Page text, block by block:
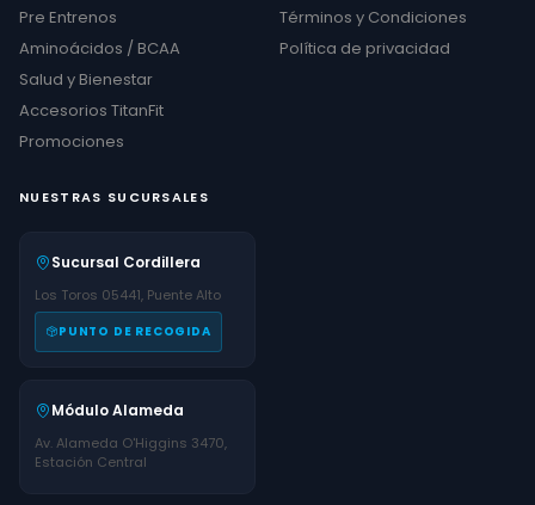
Pre Entrenos
Aminoácidos / BCAA
Salud y Bienestar
Accesorios TitanFit
Promociones
Términos y Condiciones
Política de privacidad
NUESTRAS SUCURSALES
Sucursal Cordillera
Los Toros 05441, Puente Alto
PUNTO DE RECOGIDA
Módulo Alameda
Av. Alameda O'Higgins 3470,
Estación Central